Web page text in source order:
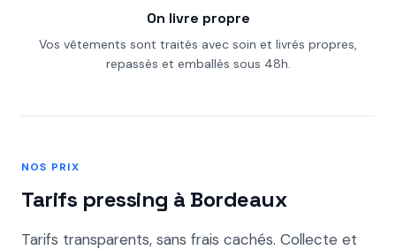
On livre propre
Vos vêtements sont traités avec soin et livrés propres,
repassés et emballés sous 48h.
NOS PRIX
Tarifs pressing à Bordeaux
Tarifs transparents, sans frais cachés. Collecte et